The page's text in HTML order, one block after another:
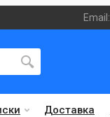
Email:
Доставка